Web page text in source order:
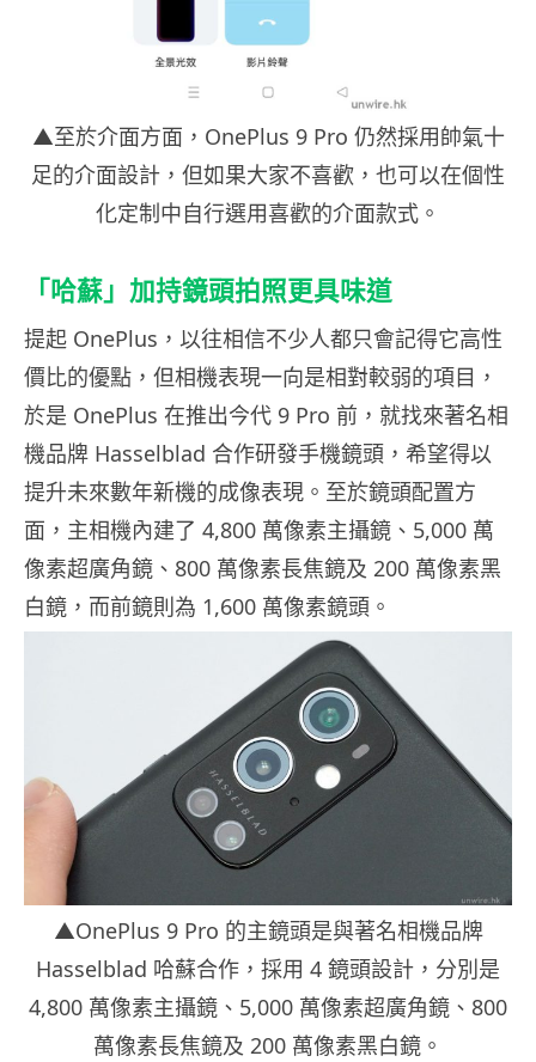
▲至於介面方面，OnePlus 9 Pro 仍然採用帥氣十
足的介面設計，但如果大家不喜歡，也可以在個性
化定制中自行選用喜歡的介面款式。
「哈蘇」加持鏡頭拍照更具味道
提起 OnePlus，以往相信不少人都只會記得它高性
價比的優點，但相機表現一向是相對較弱的項目，
於是 OnePlus 在推出今代 9 Pro 前，就找來著名相
機品牌 Hasselblad 合作研發手機鏡頭，希望得以
提升未來數年新機的成像表現。至於鏡頭配置方
面，主相機內建了 4,800 萬像素主攝鏡、5,000 萬
像素超廣角鏡、800 萬像素長焦鏡及 200 萬像素黑
白鏡，而前鏡則為 1,600 萬像素鏡頭。
▲OnePlus 9 Pro 的主鏡頭是與著名相機品牌
Hasselblad 哈蘇合作，採用 4 鏡頭設計，分別是
4,800 萬像素主攝鏡、5,000 萬像素超廣角鏡、800
萬像素長焦鏡及 200 萬像素黑白鏡。